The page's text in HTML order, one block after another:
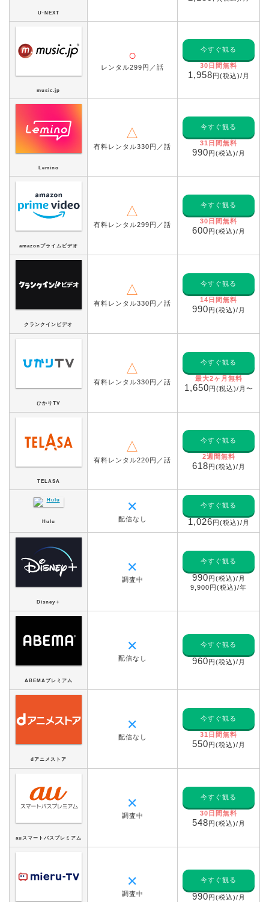
U-NEXT
music.jp
○
レンタル299円／話
今すぐ観る
30日間無料
1,958円(税込)/月
Lemino
△
有料レンタル330円／話
今すぐ観る
31日間無料
990円(税込)/月
amazonプライムビデオ
△
有料レンタル299円／話
今すぐ観る
30日間無料
600円(税込)/月
クランクインビデオ
△
有料レンタル330円／話
今すぐ観る
14日間無料
990円(税込)/月
ひかりTV
△
有料レンタル330円／話
今すぐ観る
最大2ヶ月無料
1,650円(税込)/月〜
TELASA
△
有料レンタル220円／話
今すぐ観る
2週間無料
618円(税込)/月
Hulu
✕
配信なし
今すぐ観る
1,026円(税込)/月
Disney＋
✕
調査中
今すぐ観る
990円(税込)/月
9,900円(税込)/年
ABEMAプレミアム
✕
配信なし
今すぐ観る
960円(税込)/月
dアニメストア
✕
配信なし
今すぐ観る
31日間無料
550円(税込)/月
auスマートパスプレミアム
✕
調査中
今すぐ観る
30日間無料
548円(税込)/月
✕
調査中
今すぐ観る
990円(税込)/月